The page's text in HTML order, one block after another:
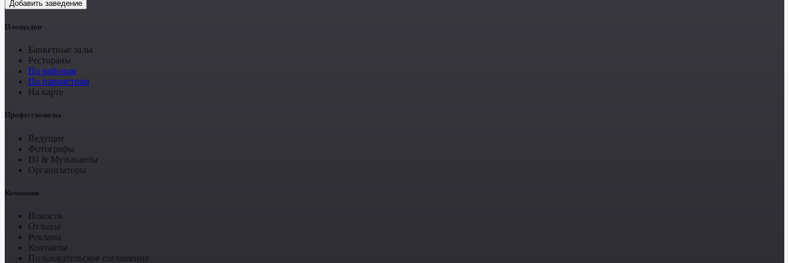
Добавить заведение
Площадки
Банкетные залы
Рестораны
По районам
По параметрам
На карте
Профессионалы
Ведущие
Фотографы
DJ & Музыканты
Организаторы
Компания
Новости
Отзывы
Реклама
Контакты
Пользовательское соглашение